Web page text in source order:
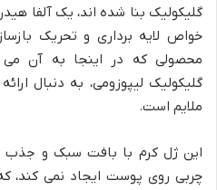
خواص لایه برداری و تحریک
گلیکولیک لیپوزومی، به دنبال
ملایم است.
این ژل کرم با بافت سبک و جذب
چربی روی پوست ایجاد نمی کند،